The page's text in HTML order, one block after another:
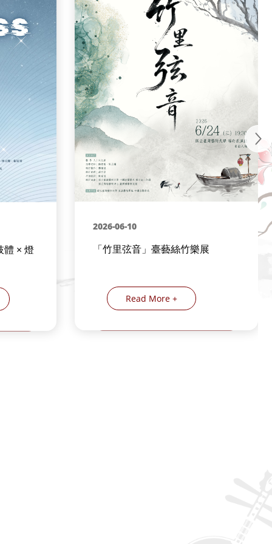
體 × 燈
2026-06-10
「竹里弦音」臺藝絲竹樂展
Read More +